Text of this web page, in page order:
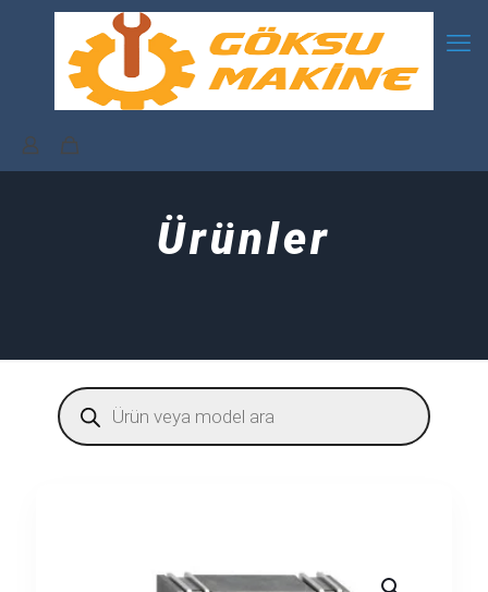
Ürünler
Products
search